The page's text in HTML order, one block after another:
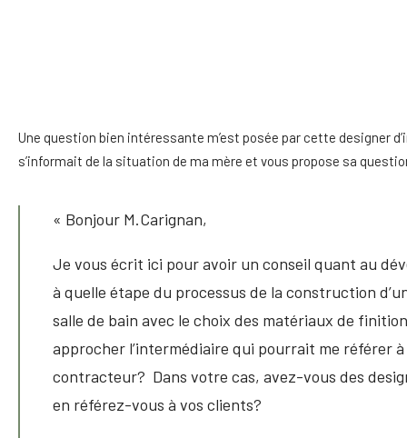
Une question bien intéressante m’est posée par cette designer
s’informait de la situation de ma mère et vous propose sa
« Bonjour M.Carignan,
Je vous écrit ici pour avoir un conseil quant au
à quelle étape du processus de la construction
salle de bain avec le choix des matériaux de
approcher l’intermédiaire qui pourrait me référer
contracteur? Dans votre cas, avez-vous des
en référez-vous à vos clients?